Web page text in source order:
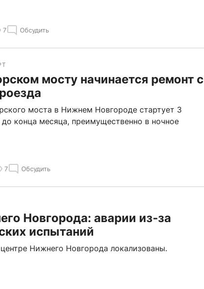
7 Обсудить
мосту начинается ремонт с
моста в Нижнем Новгороде стартует 3
конца месяца, преимущественно в ночное
7 Обсудить
Новгорода: аварии из-за
испытаний
Нижнего Новгорода локализованы.